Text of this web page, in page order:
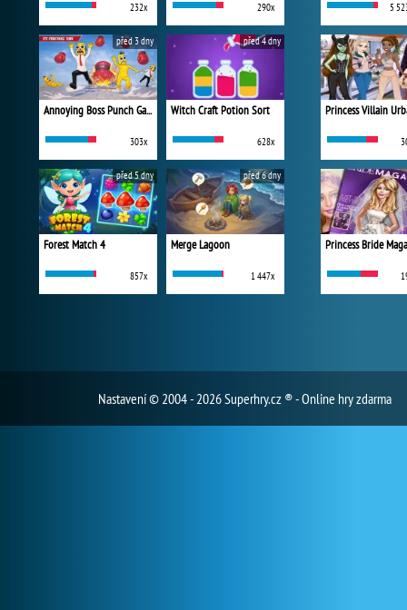
232x 290x
Annoying Boss Punch Game
303x
před 3 dny
Witch Craft Potion Sort
628x
před 4 dny
Forest Match 4
857x
před 5 dny
Merge Lagoon
1 447x
před 6 dny
5
Princess Bride
Nastavení© 2004 - 2026 Superhry.cz ® - Online hry zdarma